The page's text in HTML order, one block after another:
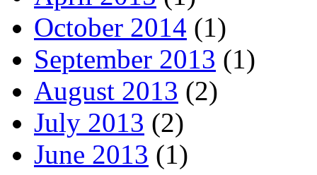
October 2014 (1)
September 2013 (1)
August 2013 (2)
July 2013 (2)
June 2013 (1)